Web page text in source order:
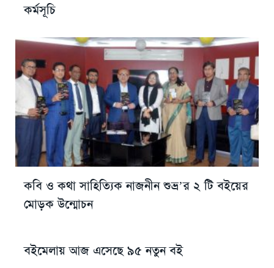
কর্মসূচি
কবি ও কথা সাহিত্যিক নাজনীন শুভ্র’র ২ টি বইয়ের
মোড়ক উন্মোচন
বইমেলায় আজ এসেছে ৯৫ নতুন বই